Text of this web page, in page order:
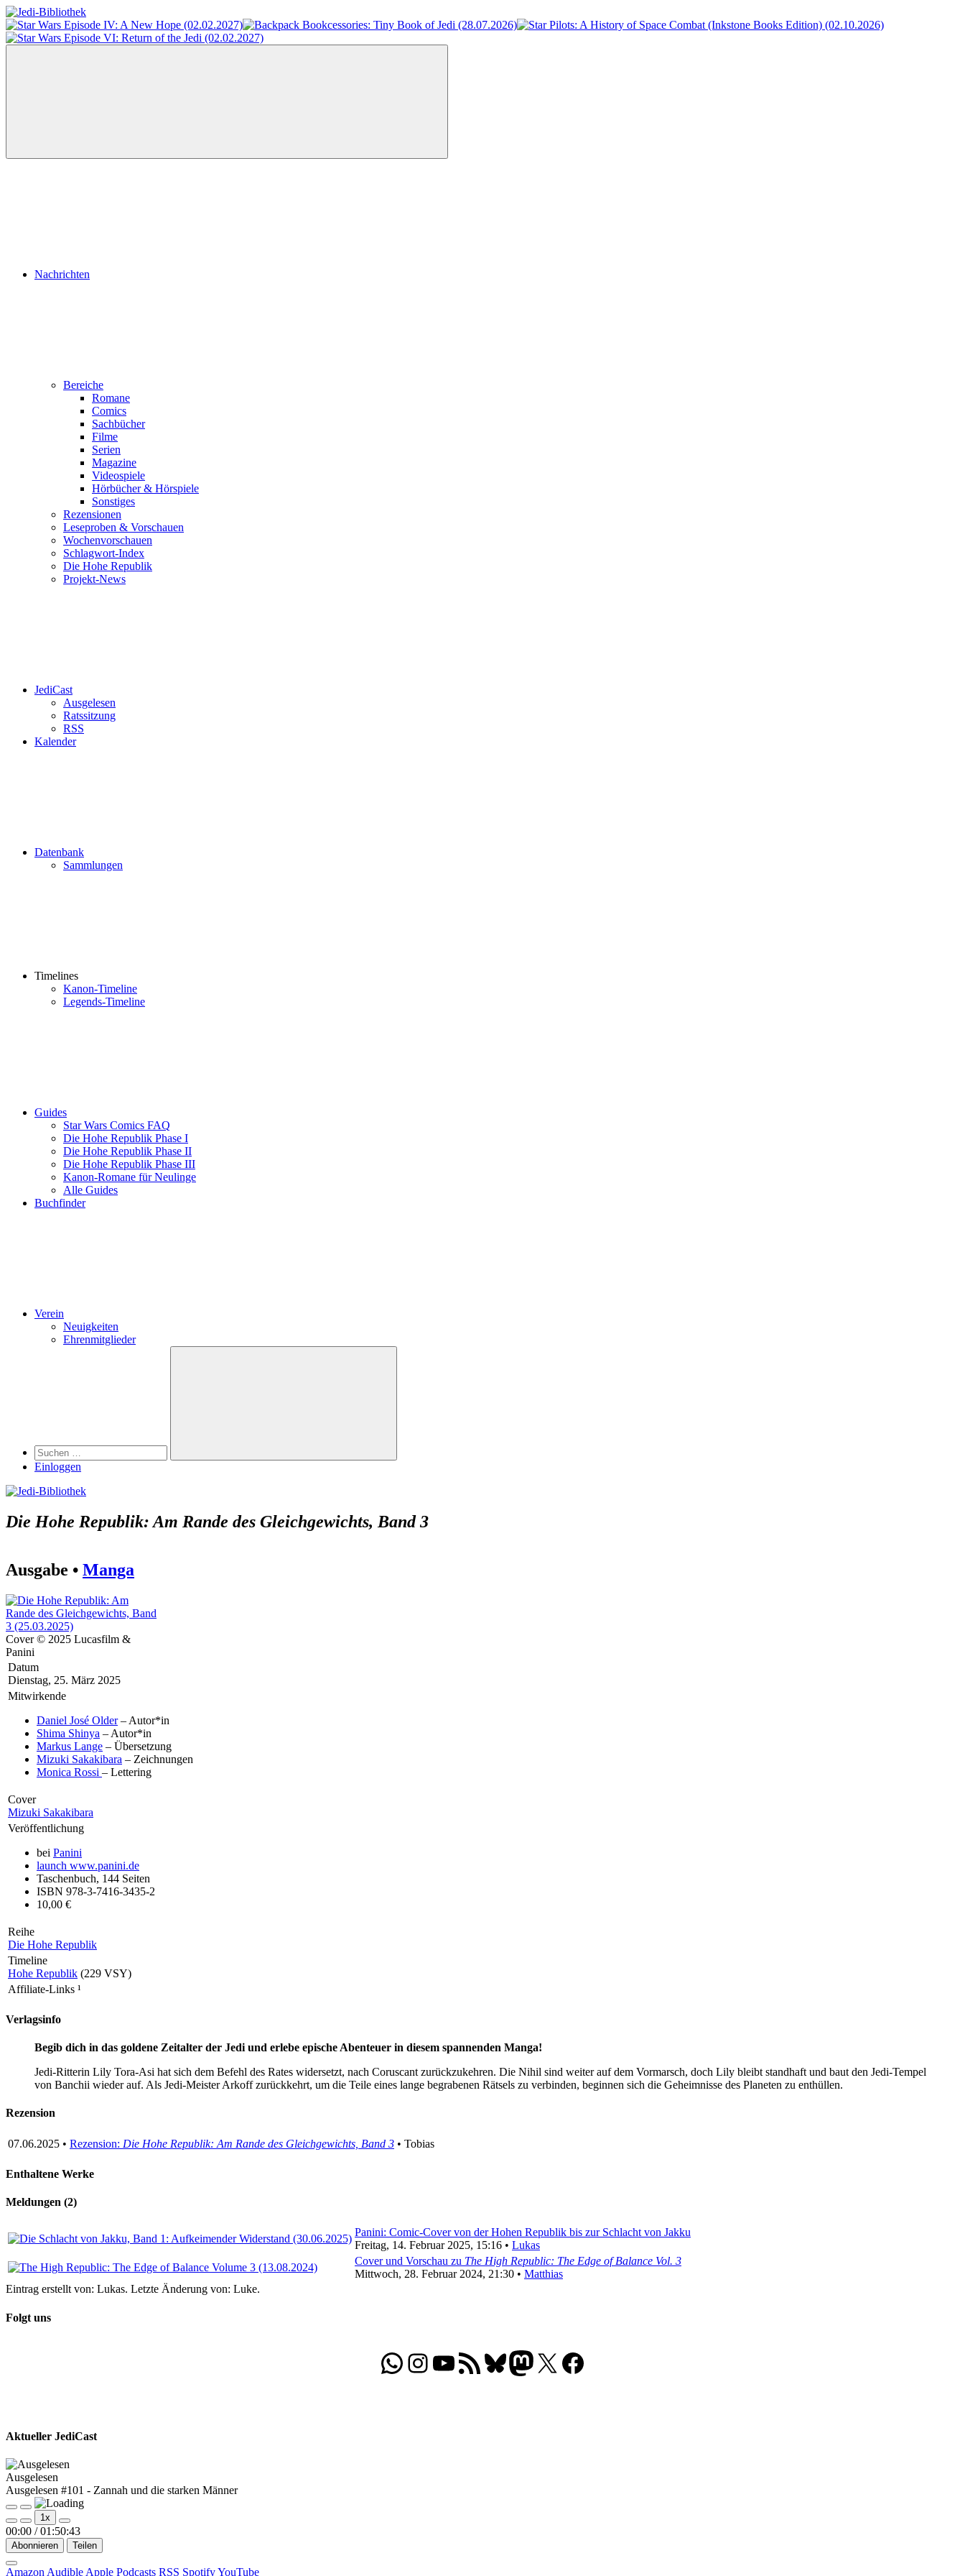
Zum
Inhalt
springen
Jedi-
Bibliothek
Das
Portal
Menü
Nachrichten
Bereiche
Romane
Comics
Sachbücher
Filme
Serien
Magazine
Videospiele
Hörbücher & Hörspiele
Sonstiges
Rezensionen
Leseproben & Vorschauen
Wochenvorschauen
Schlagwort-Index
Die Hohe Republik
Projekt-News
JediCast
Ausgelesen
Ratssitzung
RSS
Kalender
Datenbank
Sammlungen
Timelines
Kanon-Timeline
Legends-Timeline
Guides
Star Wars Comics FAQ
Die Hohe Republik Phase I
Die Hohe Republik Phase II
Die Hohe Republik Phase III
Kanon-Romane für Neulinge
Alle Guides
Buchfinder
Verein
Neuigkeiten
Ehrenmitglieder
Suchen
Einloggen
Die Hohe Republik: Am Rande des Gleichgewichts, Band 3
Ausgabe • Manga
Cover © 2025 Lucasfilm &
Panini
Datum
Dienstag, 25. März 2025
Mitwirkende
Daniel José Older– Autor*in
Shima Shinya – Autor*in
Markus Lange – Übersetzung
Mizuki Sakakibara – Zeichnungen
Monica Rossi – Lettering
Cover
Mizuki Sakakibara
Veröffentlichung
bei Panini
launch www.panini.de
Taschenbuch, 144 Seiten
ISBN 978-3-7416-3435-2
10,00 €
Reihe
Die Hohe Republik
Timeline
Hohe Republik (229 VSY)
Affiliate-Links ¹
Verlagsinfo
Begib dich in das goldene Zeitalter der Jedi und erlebe epische Abenteuer in diesem spannenden Manga!
Jedi-Ritterin Lily Tora-Asi hat sich dem Befehl des Rates widersetzt, nach Coruscant zurückzukehren. Die Nihil sind weiter auf dem Vormarsch, doch Lily bleibt standhaft und baut den Jedi-Tempel
von Banchii wieder auf. Als Jedi-Meister Arkoff zurückkehrt, um die Teile eines lange begrabenen Rätsels zu verbinden, beginnen sich die Geheimnisse des Planeten zu enthüllen.
Rezension
07.06.2025 • Rezension: Die Hohe Republik: Am Rande des Gleichgewichts, Band 3 • Tobias
Enthaltene Werke
Meldungen (2)
Panini: Comic-Cover von der Hohen Republik bis zur Schlacht von Jakku
Freitag, 14. Februar 2025, 15:16 • Lukas
Cover und Vorschau zu The High Republic: The Edge of Balance Vol. 3
Mittwoch, 28. Februar 2024, 21:30 • Matthias
Eintrag erstellt von: Lukas. Letzte Änderung von: Luke.
Folgt uns
WhatsApp
Folgt uns auf Instagram
Besucht unseren YouTube-Kanal
RSS-FeedBluesky
Folgt uns auf Mastodon
X Folgt uns auf Facebook
Aktueller JediCast
Ausgelesen
Ausgelesen #101 - Zannah und die starken Männer
Play
Episode
Pause
Episode
1x
00:00 / 01:50:43
Abonnieren Teilen
Amazon Audible Apple Podcasts RSS SpotifyYouTube